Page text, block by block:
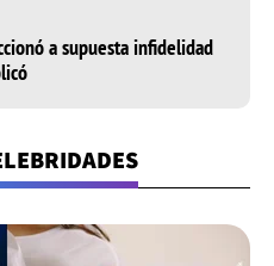
a supuesta infidelidad